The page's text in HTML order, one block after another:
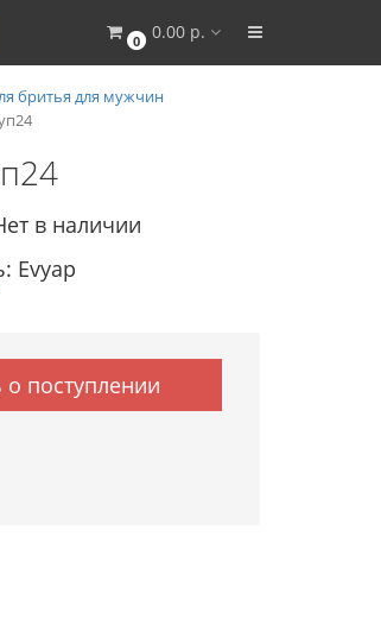
0 0.00 р.
бритья для мужчин
в наличии
Evyap
поступлении